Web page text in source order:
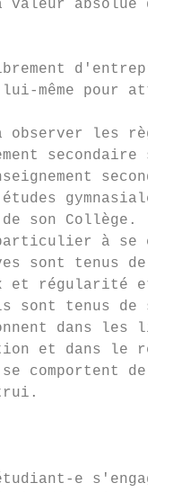
valeur absolue de
même pour
observer les
secondaire
gymnasiales
son Collège.
à se
sont tenus de
régularité et de
tenus de
dans les
et dans le
comportent de
e s'engage à